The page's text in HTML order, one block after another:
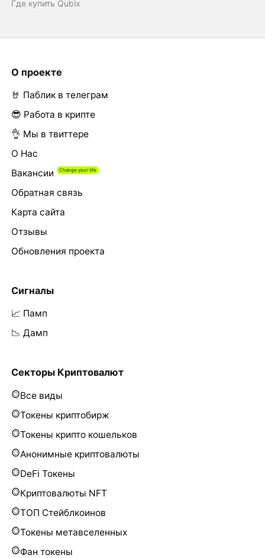
Где купить Qubix
О проекте
🤘 Паблик в телеграм
😎 Работа в крипте
👌 Мы в твиттере
О Нас
Вакансии
Обратная связь
Карта сайта
Отзывы
Обновления проекта
Сигналы
📈 Памп
📉 Дамп
Секторы Криптовалют
Все виды
Токены криптобирж
Токены крипто кошельков
Анонимные криптовалюты
DeFi Токены
Криптовалюты NFT
ТОП Стейблкоинов
Токены метавселенных
Фан токены